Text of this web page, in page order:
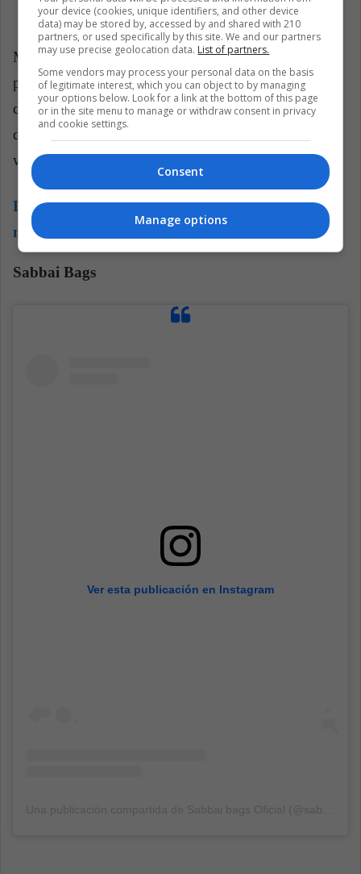
Muy querido entre las altas esferas empresariales y
políticas del país, Ricardo Pava ha asesorado durante
décadas a los hombres más poderosos y es uno de los
diseñadores más prestigiosos del llamado 'working
wear'.
Lea también:¿Era Karl Lagerfeld el héroe que
nos pintan?
Sabbai Bags
Ver esta publicación en Instagram
your device (cookies, unique identifiers, and other device
data) may be stored by, accessed by and shared with 210
partners, or used specifically by this site. We and our partners
may use precise geolocation data. List of partners.
Some vendors may process your personal data on the basis
of legitimate interest, which you can object to by managing
your options below. Look for a link at the bottom of this page
or in the site menu to manage or withdraw consent in privacy
and cookie settings.
Consent
Manage options